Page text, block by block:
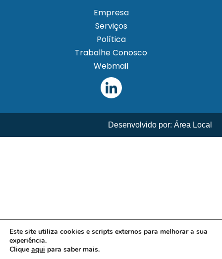
Empresa
Serviços
Política
Trabalhe Conosco
Webmail
Desenvolvido por: Área Local
Este site utiliza cookies e scripts externos para melhorar a sua
experiência.
Clique aqui para saber mais.